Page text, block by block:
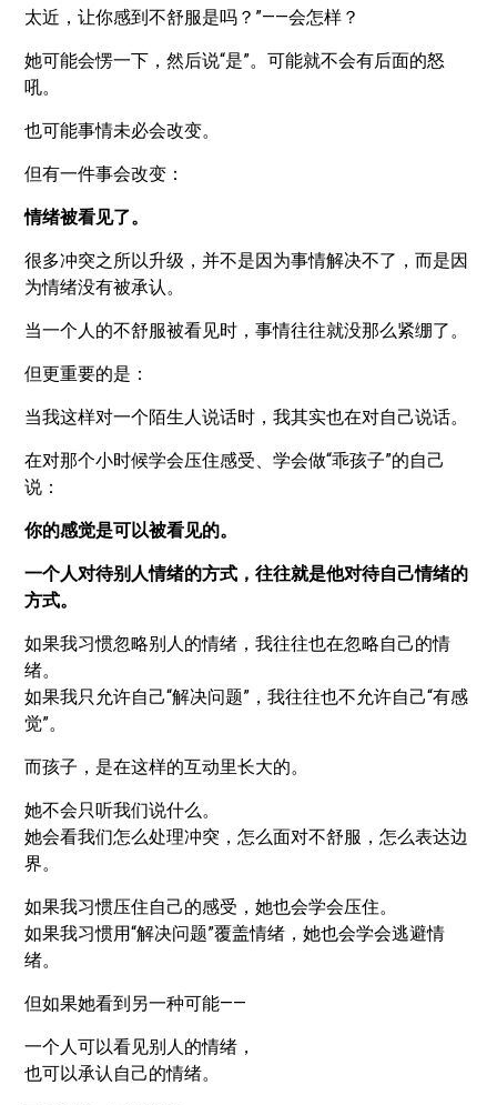
太近，让你感到不舒服是吗？”——会怎样？
她可能会愣一下，然后说“是”。可能就不会有后面的怒
吼。
也可能事情未必会改变。
但有一件事会改变：
情绪被看见了。
很多冲突之所以升级，并不是因为事情解决不了，而是因
为情绪没有被承认。
当一个人的不舒服被看见时，事情往往就没那么紧绷了。
但更重要的是：
当我这样对一个陌生人说话时，我其实也在对自己说话。
在对那个小时候学会压住感受、学会做“乖孩子”的自己
说：
你的感觉是可以被看见的。
一个人对待别人情绪的方式，往往就是他对待自己情绪的
方式。
如果我习惯忽略别人的情绪，我往往也在忽略自己的情
绪。
如果我只允许自己“解决问题”，我往往也不允许自己“有感
觉”。
而孩子，是在这样的互动里长大的。
她不会只听我们说什么。
她会看我们怎么处理冲突，怎么面对不舒服，怎么表达边
界。
如果我习惯压住自己的感受，她也会学会压住。
如果我习惯用“解决问题”覆盖情绪，她也会学会逃避情
绪。
但如果她看到另一种可能——
一个人可以看见别人的情绪，
也可以承认自己的情绪。